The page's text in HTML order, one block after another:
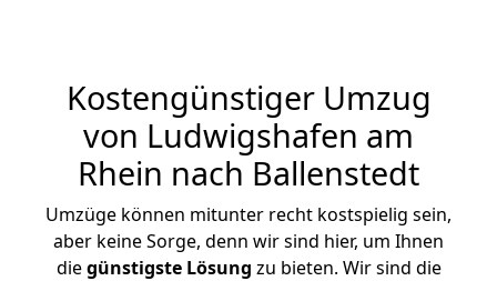
Kostengünstiger Umzug
von Ludwigshafen am
Rhein nach Ballenstedt
Umzüge können mitunter recht kostspielig sein,
aber keine Sorge, denn wir sind hier, um Ihnen
diegünstigste Lösung zu bieten. Wir sind die